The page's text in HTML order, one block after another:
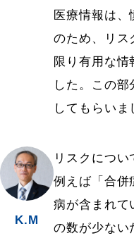
医療情報は、
のため、リス
限り有用な情
した。この
してもらいま
K.M
リスクについ
例えば「合併
病が含まれて
の数が少ない